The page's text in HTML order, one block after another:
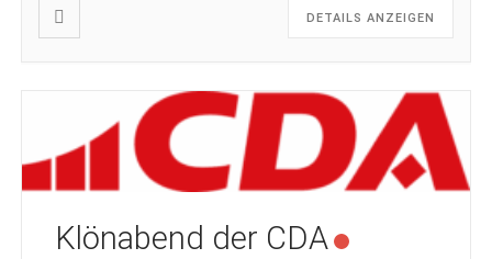
DETAILS ANZEIGEN
Klönabend der CDA